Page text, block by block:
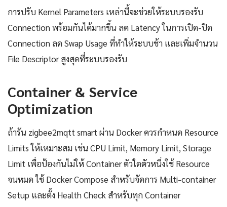
การปรับ Kernel Parameters เหล่านี้จะช่วยให้ระบบรองรับ
Connection พร้อมกันได้มากขึ้น ลด Latency ในการเปิด-ปิด
Connection ลด Swap Usage ที่ทำให้ระบบช้า และเพิ่มจำนวน
File Descriptor สูงสุดที่ระบบรองรับ
Container & Service
Optimization
ถ้ารัน zigbee2mqtt smart ผ่าน Docker ควรกำหนด Resource
Limits ให้เหมาะสม เช่น CPU Limit, Memory Limit, Storage
Limit เพื่อป้องกันไม่ให้ Container ตัวใดตัวหนึ่งใช้ Resource
จนหมด ใช้ Docker Compose สำหรับจัดการ Multi-container
Setup และตั้ง Health Check สำหรับทุก Container